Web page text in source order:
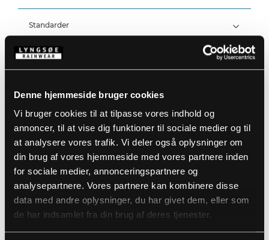
Denne hjemmeside bruger cookies
Vi bruger cookies til at tilpasse vores indhold og
annoncer, til at vise dig funktioner til sociale medier og til
at analysere vores trafik. Vi deler også oplysninger om
din brug af vores hjemmeside med vores partnere inden
for sociale medier, annonceringspartnere og
analysepartnere. Vores partnere kan kombinere disse
data med andre oplysninger, du har givet dem, eller som
de har indsamlet fra din brug af deres tjenester.
100% Bomuld, PVC belægning, 550 g/m²
Olie- og kulderesistent
Standarder
Detaljer
Fast hætte med snøre
Dobbelt stormklap over lynlås med
trykknaplukning
Neopren vindfang ved håndled
Kan vaskes ved 60° grader
Produktdata
Varenummer: LR448-05
DB-nummer: 2492994
EAN: 5708217950471
Størrelsesguide
Vaskeanvisninger
Anvend ikke skyllemiddel
Anvend ikke blegemidler
DOWNLOAD PRODUKTBLAD
DOWNLOAD TIL ANDRE SPROG